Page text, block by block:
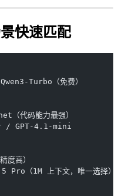
快速匹配
Turbo（免费）
代码能力最强）
/ GPT-4.1-mini
高）
（1M 上下文，唯一选择）